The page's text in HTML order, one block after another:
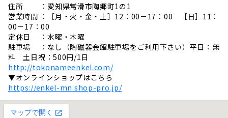
住所 ：愛知県常滑市陶郷町1の1
営業時間 ：［月・火・金・土］12：00－17：00 ［日］11：
00－17：00
定休日 ：水曜・木曜
駐車場 ：なし（陶磁器会館駐車場をご利用下さい）平日：無
料 土日祝：500円/1日
http://tokonameenkel.com/
▼オンラインショップはこちら
https://enkel-mn.shop-pro.jp/